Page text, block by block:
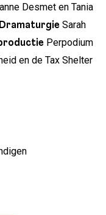
Desmet en Tania
Dramaturgie Sarah
Perpodium
en de Tax Shelter